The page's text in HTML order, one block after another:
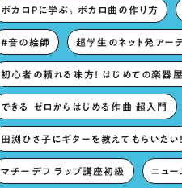
ボカロPに学ぶ。ボカロ曲の作り方
#音の絵師 超学生のネット発アーテ
初心者の頼れる味方！ はじめての楽器
できる ゼロからはじめる作曲 超入門
田渕ひさ子にギターを教えてもらいたい！
マチーデフ ラップ講座初級 ニュ